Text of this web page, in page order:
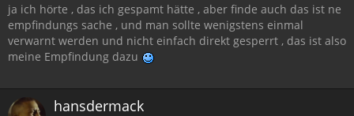
ja ich hörte , das ich gespamt hätte , aber finde auch das ist ne
empfindungs sache , und man sollte wenigstens einmal
verwarnt werden und nicht einfach direkt gesperrt , das ist also
meine Empfindung dazu
hansdermack